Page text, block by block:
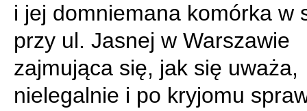
i jej domniemana komórka w
przy ul. Jasnej w Warszawie
zajmująca się, jak się uważa,
nielegalnie i po kryjomu